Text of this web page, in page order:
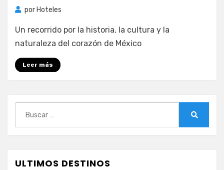
por Hoteles
Un recorrido por la historia, la cultura y la
naturaleza del corazón de México
Leer más
ULTIMOS DESTINOS